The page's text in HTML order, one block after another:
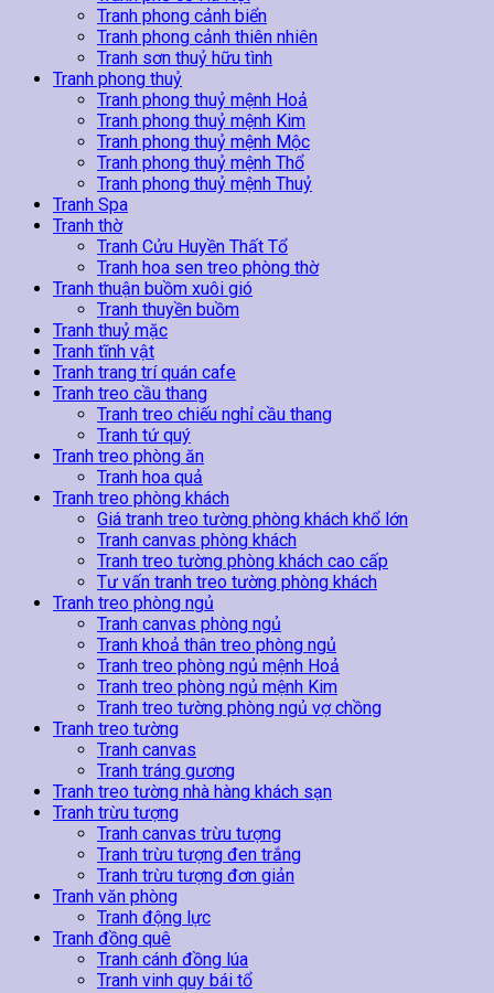
Tranh phong cảnh biển
Tranh phong cảnh thiên nhiên
Tranh sơn thuỷ hữu tình
Tranh phong thuỷ
Tranh phong thuỷ mệnh Hoả
Tranh phong thuỷ mệnh Kim
Tranh phong thuỷ mệnh Mộc
Tranh phong thuỷ mệnh Thổ
Tranh phong thuỷ mệnh Thuỷ
Tranh Spa
Tranh thờ
Tranh Cửu Huyền Thất Tổ
Tranh hoa sen treo phòng thờ
Tranh thuận buồm xuôi gió
Tranh thuyền buồm
Tranh thuỷ mặc
Tranh tĩnh vật
Tranh trang trí quán cafe
Tranh treo cầu thang
Tranh treo chiếu nghỉ cầu thang
Tranh tứ quý
Tranh treo phòng ăn
Tranh hoa quả
Tranh treo phòng khách
Giá tranh treo tường phòng khách khổ lớn
Tranh canvas phòng khách
Tranh treo tường phòng khách cao cấp
Tư vấn tranh treo tường phòng khách
Tranh treo phòng ngủ
Tranh canvas phòng ngủ
Tranh khoả thân treo phòng ngủ
Tranh treo phòng ngủ mệnh Hoả
Tranh treo phòng ngủ mệnh Kim
Tranh treo tường phòng ngủ vợ chồng
Tranh treo tường
Tranh canvas
Tranh tráng gương
Tranh treo tường nhà hàng khách sạn
Tranh trừu tượng
Tranh canvas trừu tượng
Tranh trừu tượng đen trắng
Tranh trừu tượng đơn giản
Tranh văn phòng
Tranh động lực
Tranh đồng quê
Tranh cánh đồng lúa
Tranh vinh quy bái tổ